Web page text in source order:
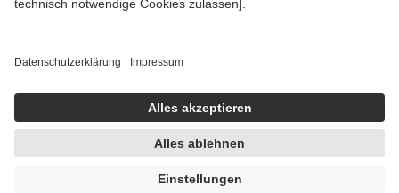
getroffen, um sicherzustellen, dass es sich um echte Bewertungen
https://help.etrusted.com/hc/de/articles/4419944605341
Einige Bilder und Inhalte wurden unter Zuhilfenahme künstlicher